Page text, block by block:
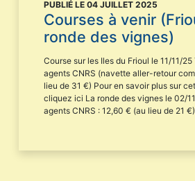
PUBLIÉ LE 04 JUILLET 2025
Courses à venir
ronde des vignes)
Course sur les Iles du Frioul le 11/11/
agents CNRS (navette aller-retour
lieu de 31 €) Pour en savoir plus sur
cliquez ici La ronde des vignes le 02/
agents CNRS : 12,60 € (au lieu de 21